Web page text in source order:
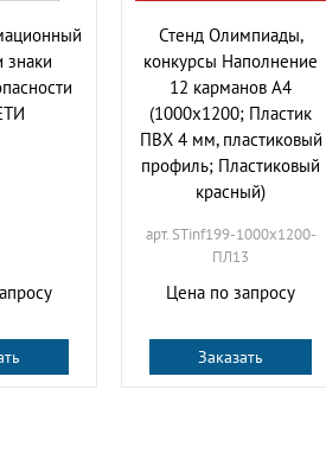
знаки
Стенд Олимпиады,
конкурсы Наполнение
12 карманов А4
(1000х1200; Пластик
ПВХ 4 мм, пластиковый
профиль; Пластиковый
красный)
арт. STinf199-1000х1200-
ПЛ13
Цена по запросу
Заказать